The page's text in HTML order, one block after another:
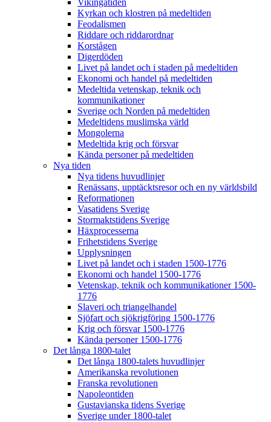
Kyrkan och klostren på medeltiden
Feodalismen
Riddare och riddarordnar
Korstågen
Digerdöden
Livet på landet och i staden på medeltiden
Ekonomi och handel på medeltiden
Medeltida vetenskap, teknik och
kommunikationer
Sverige och Norden på medeltiden
Medeltidens muslimska värld
Mongolerna
Medeltida krig och försvar
Kända personer på medeltiden
Nya tiden
Nya tidens huvudlinjer
Renässans, upptäcktsresor och en ny världsbild
Reformationen
Vasatidens Sverige
Stormaktstidens Sverige
Häxprocesserna
Frihetstidens Sverige
Upplysningen
Livet på landet och i staden 1500-1776
Ekonomi och handel 1500-1776
Vetenskap, teknik och kommunikationer 1500-
1776
Slaveri och triangelhandel
Sjöfart och sjökrigföring 1500-1776
Krig och försvar 1500-1776
Kända personer 1500-1776
Det långa 1800-talet
Det långa 1800-talets huvudlinjer
Amerikanska revolutionen
Franska revolutionen
Napoleontiden
Gustavianska tidens Sverige
Sverige under 1800-talet